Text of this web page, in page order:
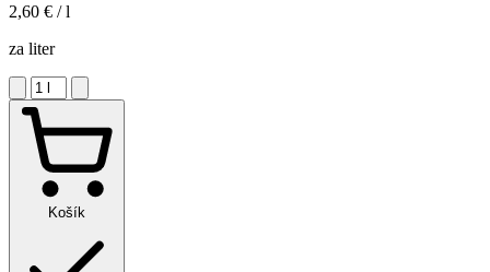
2,60 € / l
za liter
Košík